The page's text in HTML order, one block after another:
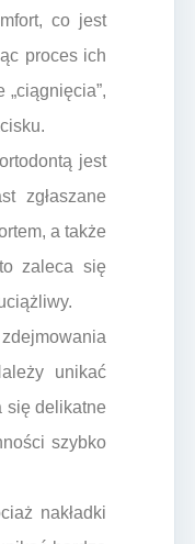
co jest
proces ich
jest
zgłaszane
a także
zaleca się
unikać
się delikatne
szybko
nakładki